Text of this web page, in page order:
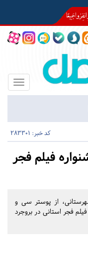
Toggle
کد خبر: 283301
فیلم فجر
از پوستر سی و
فجر استانی در بروجرد